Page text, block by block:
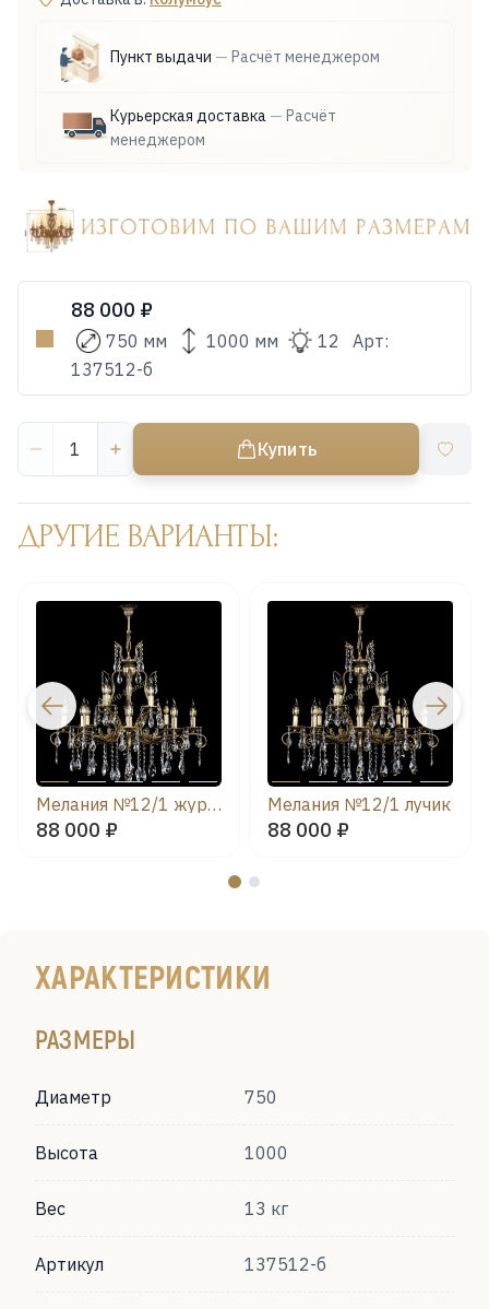
Пункт выдачи — Расчёт менеджером
Курьерская доставка — Расчёт
менеджером
88 000 ₽
750 мм 1000 мм 12
Арт:
137512-б
Купить
ДРУГИЕ ВАРИАНТЫ:
Мелания №12/1 журавлик
88 000 ₽
Мелания №12/1 лучик
88 000 ₽
ХАРАКТЕРИСТИКИ
РАЗМЕРЫ
Диаметр 750
Высота 1000
Вес 13 кг
Артикул 137512-б